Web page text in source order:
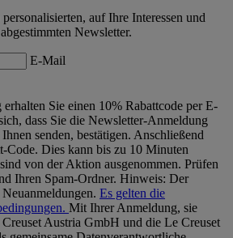
auf Ihre Interessen und
Newsletter.
E-Mail
Sie einen 10% Rabattcode per E-
dass Sie die Newsletter-Anmeldung
senden, bestätigen. Anschließend
Code. Dies kann bis zu 10 Minuten
von der Aktion ausgenommen. Prüfen
Ihren Spam-Ordner. Hinweis: Der
Es gelten die
Mit Ihrer Anmeldung, sie
Austria GmbH und die Le Creuset